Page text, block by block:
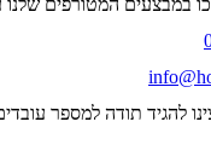
המטורפים שלנו עד 60% הנחה על כל
להגיד תודה למספר